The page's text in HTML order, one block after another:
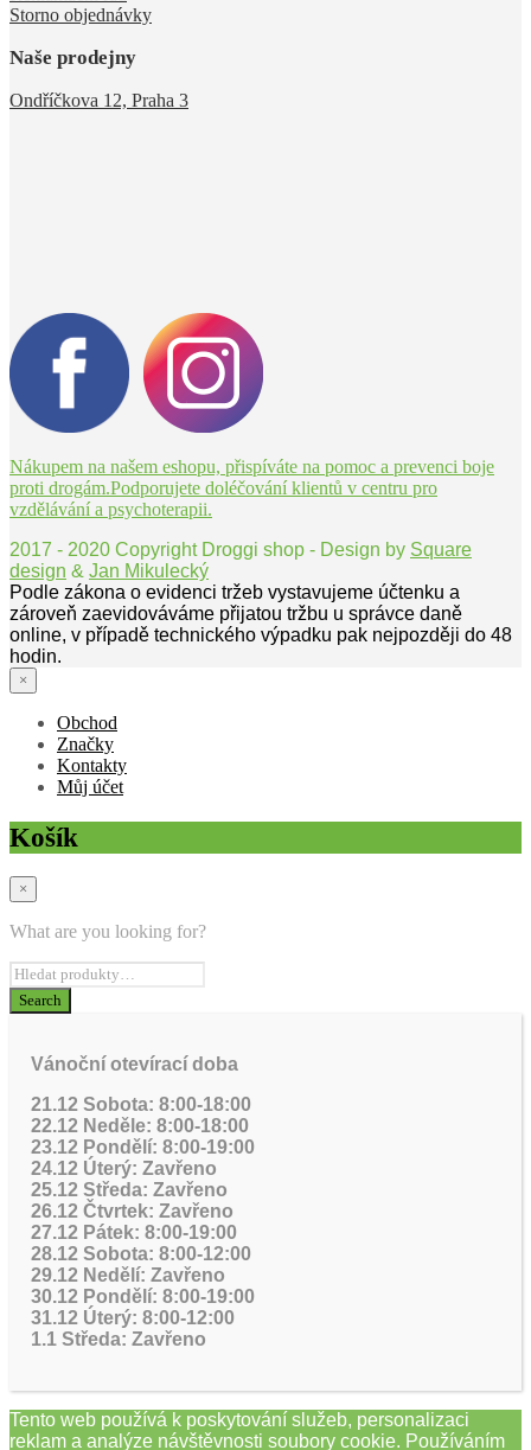
Storno objednávky
Naše prodejny
Ondříčkova 12, Praha 3
Nákupem na našem eshopu, přispíváte na pomoc a prevenci boje
proti drogám.Podporujete doléčování klientů v centru pro
vzdělávání a psychoterapii.
2017 - 2020 Copyright Droggi shop - Design by Square
design & Jan Mikulecký
Podle zákona o evidenci tržeb vystavujeme účtenku a
zároveň zaevidováváme přijatou tržbu u správce daně
online, v případě technického výpadku pak nejpozději do 48
hodin.
×
Obchod
Značky
Kontakty
Můj účet
Košík
×
What are you looking for?
Vánoční otevírací doba
21.12 Sobota: 8:00-18:00
22.12 Neděle: 8:00-18:00
23.12 Pondělí: 8:00-19:00
24.12 Úterý: Zavřeno
25.12 Středa: Zavřeno
26.12 Čtvrtek: Zavřeno
27.12 Pátek: 8:00-19:00
28.12 Sobota: 8:00-12:00
29.12 Nedělí: Zavřeno
30.12 Pondělí: 8:00-19:00
31.12 Úterý: 8:00-12:00
1.1 Středa: Zavřeno
Tento web používá k poskytování služeb, personalizaci
reklam a analýze návštěvnosti soubory cookie. Používáním